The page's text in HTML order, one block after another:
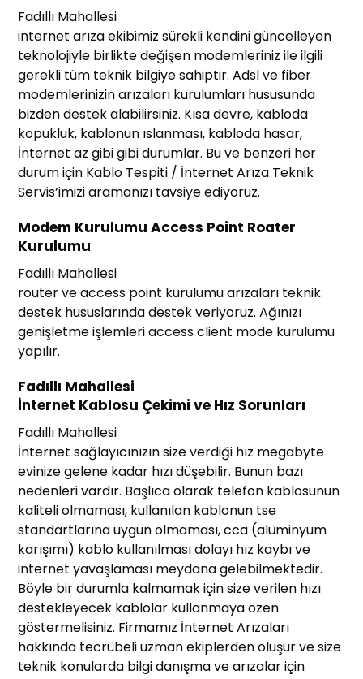
Fadıllı Mahallesi
internet arıza ekibimiz sürekli kendini güncelleyen
teknolojiyle birlikte değişen modemleriniz ile ilgili
gerekli tüm teknik bilgiye sahiptir. Adsl ve fiber
modemlerinizin arızaları kurulumları hususunda
bizden destek alabilirsiniz. Kısa devre, kabloda
kopukluk, kablonun ıslanması, kabloda hasar,
İnternet az gibi gibi durumlar. Bu ve benzeri her
durum için Kablo Tespiti / İnternet Arıza Teknik
Servis’imizi aramanızı tavsiye ediyoruz.
Modem Kurulumu Access Point Roater
Kurulumu
Fadıllı Mahallesi
router ve access point kurulumu arızaları teknik
destek hususlarında destek veriyoruz. Ağınızı
genişletme işlemleri access client mode kurulumu
yapılır.
Fadıllı Mahallesi
İnternet Kablosu Çekimi ve Hız Sorunları
Fadıllı Mahallesi
İnternet sağlayıcınızın size verdiği hız megabyte
evinize gelene kadar hızı düşebilir. Bunun bazı
nedenleri vardır. Başlıca olarak telefon kablosunun
kaliteli olmaması, kullanılan kablonun tse
standartlarına uygun olmaması, cca (alüminyum
karışımı) kablo kullanılması dolayı hız kaybı ve
internet yavaşlaması meydana gelebilmektedir.
Böyle bir durumla kalmamak için size verilen hızı
destekleyecek kablolar kullanmaya özen
göstermelisiniz. Firmamız İnternet Arızaları
hakkında tecrübeli uzman ekiplerden oluşur ve size
teknik konularda bilgi danışma ve arızalar için